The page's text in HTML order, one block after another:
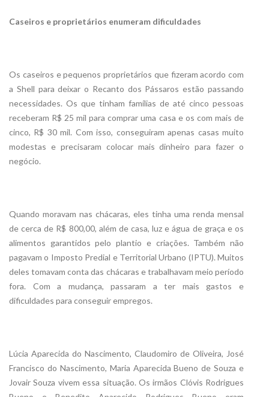
Caseiros e proprietários enumeram dificuldades
Os caseiros e pequenos proprietários que fizeram acordo com
a Shell para deixar o Recanto dos Pássaros estão passando
necessidades. Os que tinham famílias de até cinco pessoas
receberam R$ 25 mil para comprar uma casa e os com mais de
cinco, R$ 30 mil. Com isso, conseguiram apenas casas muito
modestas e precisaram colocar mais dinheiro para fazer o
negócio.
Quando moravam nas chácaras, eles tinha uma renda mensal
de cerca de R$ 800,00, além de casa, luz e água de graça e os
alimentos garantidos pelo plantio e criações. Também não
pagavam o Imposto Predial e Territorial Urbano (IPTU). Muitos
deles tomavam conta das chácaras e trabalhavam meio período
fora. Com a mudança, passaram a ter mais gastos e
dificuldades para conseguir empregos.
Lúcia Aparecida do Nascimento, Claudomiro de Oliveira, José
Francisco do Nascimento, Maria Aparecida Bueno de Souza e
Jovair Souza vivem essa situação. Os irmãos Clóvis Rodrigues